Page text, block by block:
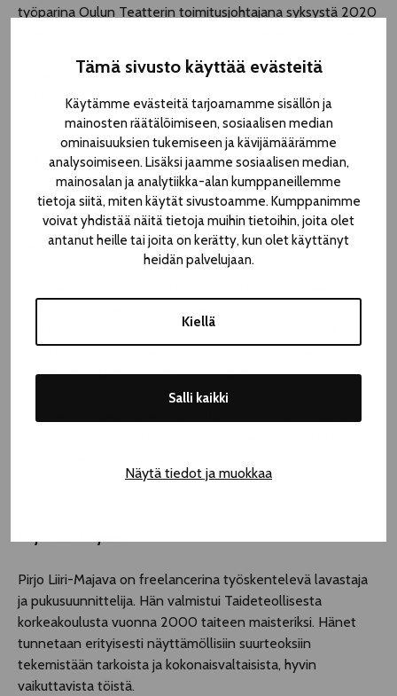
Tämä sivusto käyttää evästeitä
Käytämme evästeitä tarjoamamme sisällön ja
mainosten räätälöimiseen, sosiaalisen median
ominaisuuksien tukemiseen ja kävijämäärämme
analysoimiseen. Lisäksi jaamme sosiaalisen median,
mainosalan ja analytiikka-alan kumppaneillemme
tietoja siitä, miten käytät sivustoamme. Kumppanimme
voivat yhdistää näitä tietoja muihin tietoihin, joita olet
antanut heille tai joita on kerätty, kun olet käyttänyt
heidän palvelujaan.
Kiellä
Salli kaikki
Näytä tiedot ja muokkaa
työparina Oulun Teatterin toimitusjohtajana syksystä 2020
korkeakoulusta. Moilanen on aiemmin työskennellyt
kulttuurin ja koulutuksen aloilla.
Moilanen näkee teatterin merkityksen laaja-alaisena:
tärkeänä yhteiskunnallisten aiheiden käsittelijänä,
moniammatillisena työllistäjänä ja paikallisten yritysten
yhteistyökumppanina. Yleisötyö on lähellä hänen
sydäntään ja Moilanen aikoo kehittää Oulun teatterin
yleisötyötä ja siitä viestimistä entistä monipuolisemmaksi.
Teatteriin siirtymistään Taidetestaajien hankepäällikkönä.
kahdeksasluokkalaiset kokemaan taidetta.
Moilanen työskentelee mahdollistajana, jolle taidelaitos ei
Pirjo Liiri-Majava on freelancerina työskentelevä lavastaja
ja pukusuunnittelija. Hän valmistui Taideteollisesta
korkeakoulusta vuonna 2000 taiteen maisteriksi. Hänet
tunnetaan erityisesti näyttämöllisiin suurteoksiin
tekemistään tarkoista ja kokonaisvaltaisista, hyvin
vaikuttavista töistä.